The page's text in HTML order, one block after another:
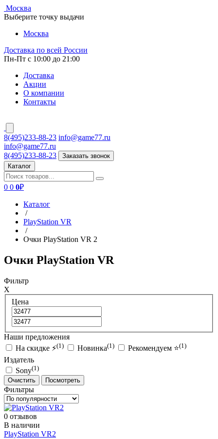
Москва
Выберите точку выдачи
Москва
Доставка по всей России
Пн-Пт с 10:00 до 21:00
Доставка
Акции
О компании
Контакты
8(495)233-88-23 info@game77.ru
info@game77.ru
8(495)233-88-23
Заказать звонок
Каталог
0 0 0₽
Каталог
/
PlayStation VR
/
Очки PlayStation VR 2
Очки PlayStation VR
Фильтр
X
Цена
Наши предложения
На скидке ⚡(1) Новинка(1) Рекомендуем ⭐(1)
Издатель
Sony(1)
Очистить
Посмотреть
Фильтры
0 отзывов
В наличии
PlayStation VR2